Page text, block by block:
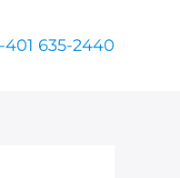
401 635-2440